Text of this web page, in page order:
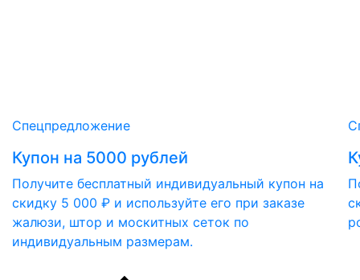
Спецпредложение
Купон на 5000 рублей
Получите бесплатный индивидуальный купон на
скидку 5 000 ₽ и используйте его при заказе
жалюзи, штор и москитных сеток по
индивидуальным размерам.